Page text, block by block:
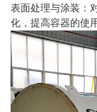
表面处理与涂装：
化，提高容器的使